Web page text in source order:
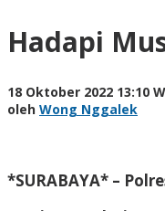
Hadapi
18 Oktober 2022 13:10
oleh Wong Nggalek
*SURABAYA* –